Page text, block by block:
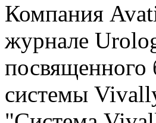
Компания
журнале
посвященного
системы